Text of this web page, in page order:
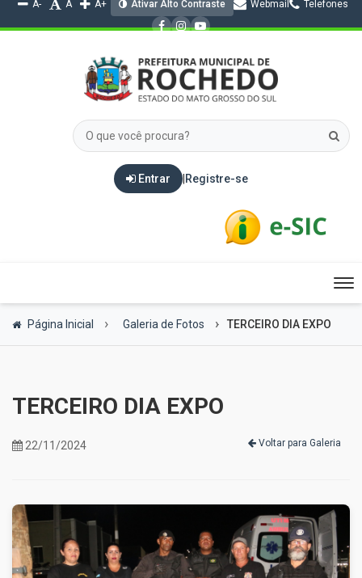
A- A A+ Ativar Alto Contraste Webmail Telefones
Entrar Registre-se
Página Inicial
Galeria de Fotos TERCEIRO DIA EXPO
TERCEIRO DIA EXPO
22/11/2024 Voltar para Galeria